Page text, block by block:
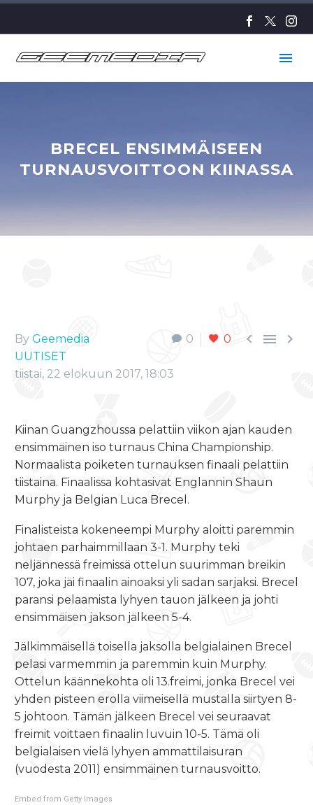
BRECEL ENSIMMÄISEEN
TURNAUSVOITTOON KIINASSA
0 0   
By Geemedia
UUTISET
tiistai, 22 elokuun 2017, 18:03
Kiinan Guangzhoussa pelattiin viikon ajan kauden
ensimmäinen iso turnaus China Championship.
Normaalista poiketen turnauksen finaali pelattiin
tiistaina. Finaalissa kohtasivat Englannin Shaun
Murphy ja Belgian Luca Brecel.
Finalisteista kokeneempi Murphy aloitti paremmin
johtaen parhaimmillaan 3-1. Murphy teki
neljännessä freimissä ottelun suurimman breikin
107, joka jäi finaalin ainoaksi yli sadan sarjaksi. Brecel
paransi pelaamista lyhyen tauon jälkeen ja johti
ensimmäisen jakson jälkeen 5-4.
Jälkimmäisellä toisella jaksolla belgialainen Brecel
pelasi varmemmin ja paremmin kuin Murphy.
Ottelun käännekohta oli 13.freimi, jonka Brecel vei
yhden pisteen erolla viimeisellä mustalla siirtyen 8-
5 johtoon. Tämän jälkeen Brecel vei seuraavat
freimit voittaen finaalin luvuin 10-5. Tämä oli
belgialaisen vielä lyhyen ammattilaisuran
(vuodesta 2011) ensimmäinen turnausvoitto.
Embed from Getty Images